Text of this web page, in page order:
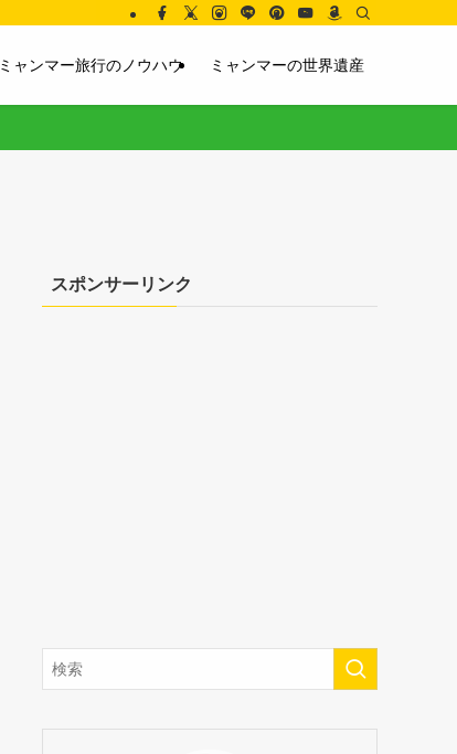
ミャンマー旅行のノウハウ ミャンマーの世界遺産
スポンサーリンク